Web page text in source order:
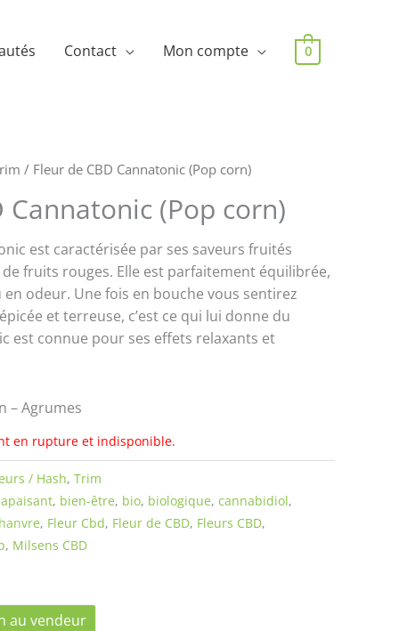
Contact Mon compte 0
/ Fleur de CBD Cannatonic (Pop corn)
Cannatonic (Pop corn)
est caractérisée par ses saveurs fruités
de fruits rouges. Elle est parfaitement équilibrée,
odeur. Une fois en bouche vous sentirez
et terreuse, c’est ce qui lui donne du
est connue pour ses effets relaxants et
– Agrumes
en rupture et indisponible.
/ Hash, Trim
apaisant, bien-être, bio, biologique, cannabidiol,
, Fleur Cbd, Fleur de CBD, Fleurs CBD,
, Milsens CBD
au vendeur